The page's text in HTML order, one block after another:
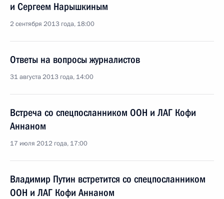
и Сергеем Нарышкиным
2 сентября 2013 года, 18:00
Ответы на вопросы журналистов
31 августа 2013 года, 14:00
Встреча со спецпосланником ООН и ЛАГ Кофи
Аннаном
17 июля 2012 года, 17:00
Владимир Путин встретится со спецпосланником
ООН и ЛАГ Кофи Аннаном